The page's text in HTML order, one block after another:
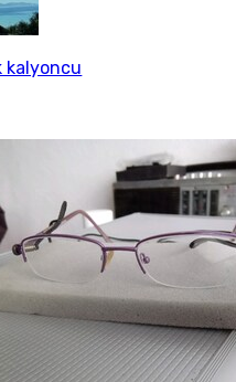
kalyoncu